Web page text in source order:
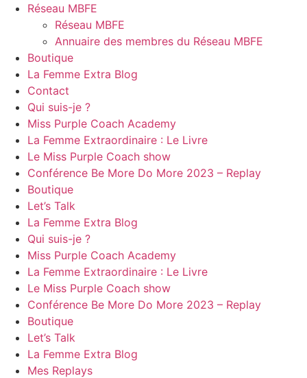
Réseau MBFE
Réseau MBFE
Annuaire des membres du Réseau MBFE
Boutique
La Femme Extra Blog
Contact
Qui suis-je ?
Miss Purple Coach Academy
La Femme Extraordinaire : Le Livre
Le Miss Purple Coach show
Conférence Be More Do More 2023 – Replay
Boutique
Let’s Talk
La Femme Extra Blog
Qui suis-je ?
Miss Purple Coach Academy
La Femme Extraordinaire : Le Livre
Le Miss Purple Coach show
Conférence Be More Do More 2023 – Replay
Boutique
Let’s Talk
La Femme Extra Blog
Mes Replays